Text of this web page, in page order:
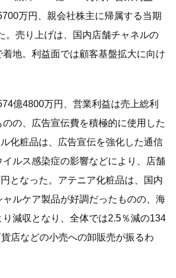
万円、親会社株主に帰属する当期
。売り上げは、国内店舗チャネルの
地。利益面では顧客基盤拡大に向け
億4800万円、営業利益は売上総利
の、広告宣伝費を積極的に使用した
化粧品は、広告宣伝を強化した通信
ルス感染症の影響などにより、店舗
となった。アテニア化粧品は、国内
ルケア製品が好調だったものの、海
減収となり、全体では2.5％減の134
店などの小売への卸販売が振るわ